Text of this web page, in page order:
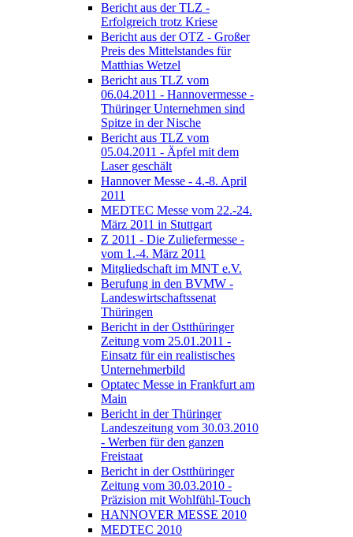
Bericht aus der TLZ -
Erfolgreich trotz Kriese
Bericht aus der OTZ - Großer
Preis des Mittelstandes für
Matthias Wetzel
Bericht aus TLZ vom
06.04.2011 - Hannovermesse -
Thüringer Unternehmen sind
Spitze in der Nische
Bericht aus TLZ vom
05.04.2011 - Äpfel mit dem
Laser geschält
Hannover Messe - 4.-8. April
2011
MEDTEC Messe vom 22.-24.
März 2011 in Stuttgart
Z 2011 - Die Zuliefermesse -
vom 1.-4. März 2011
Mitgliedschaft im MNT e.V.
Berufung in den BVMW -
Landeswirtschaftssenat
Thüringen
Bericht in der Ostthüringer
Zeitung vom 25.01.2011 -
Einsatz für ein realistisches
Unternehmerbild
Optatec Messe in Frankfurt am
Main
Bericht in der Thüringer
Landeszeitung vom 30.03.2010
- Werben für den ganzen
Freistaat
Bericht in der Ostthüringer
Zeitung vom 30.03.2010 -
Präzision mit Wohlfühl-Touch
HANNOVER MESSE 2010
MEDTEC 2010